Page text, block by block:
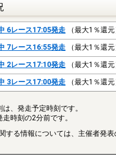
6レース17:05発走 （最大1％還元
7レース16:55発走 （最大1％還元
2レース17:10発走 （最大1％還元
3レース17:00発走 （最大1％還元
、発走予定時刻です。
時刻の2分前です。
する情報については、主催者発